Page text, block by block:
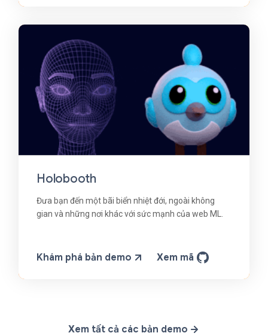
Holobooth
Đưa bạn đến một bãi biển nhiệt đới, ngoài không
gian và những nơi khác với sức mạnh của web ML.
Khám phá bản demo Xem mã
Xem tất cả các bản demo